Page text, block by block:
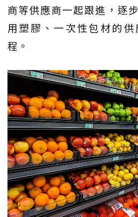
商等供應商一起跟進，逐
用塑膠、一次性包材的
程。